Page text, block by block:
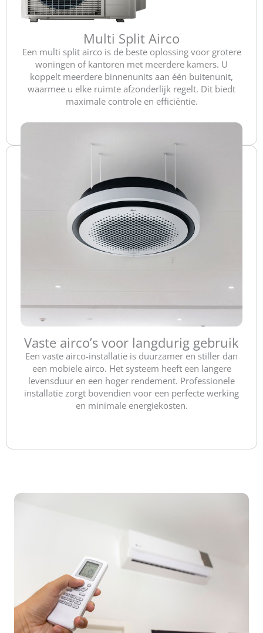
Multi Split Airco
Een multi split airco is de beste oplossing voor grotere
woningen of kantoren met meerdere kamers. U
koppelt meerdere binnenunits aan één buitenunit,
waarmee u elke ruimte afzonderlijk regelt. Dit biedt
maximale controle en efficiëntie.
Vaste airco’s voor langdurig gebruik
Een vaste airco-installatie is duurzamer en stiller dan
een mobiele airco. Het systeem heeft een langere
levensduur en een hoger rendement. Professionele
installatie zorgt bovendien voor een perfecte werking
en minimale energiekosten.
// AIRCO FORCE
Professionele airco installatie Gouda